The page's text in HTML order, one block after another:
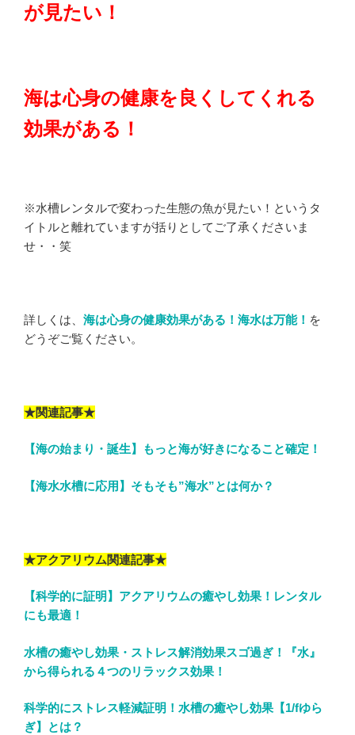
が見たい！
海は心身の健康を良くしてくれる
効果がある！
※水槽レンタルで変わった生態の魚が見たい！というタ
イトルと離れていますが括りとしてご了承くださいま
せ・・笑
詳しくは、 海は心身の健康効果がある！海水は万能！ を
どうぞご覧ください。
★関連記事★
【海の始まり・誕生】もっと海が好きになること確定！
【海水水槽に応用】そもそも”海水”とは何か？
★アクアリウム関連記事★
【科学的に証明】アクアリウムの癒やし効果！レンタル
にも最適！
水槽の癒やし効果・ストレス解消効果スゴ過ぎ！『水』
から得られる４つのリラックス効果！
科学的にストレス軽減証明！水槽の癒やし効果【1/fゆら
ぎ】とは？